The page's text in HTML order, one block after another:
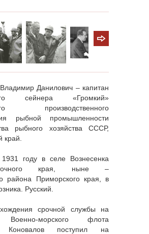
Данилович – капитан
сейнера «Громкий»
производственного
рыбной промышленности
рыбного хозяйства СССР,
край.
году в селе Вознесенка
края, ныне –
района Приморского края, в
Русский.
срочной службы на
Военно-морского флота
Коновалов поступил на